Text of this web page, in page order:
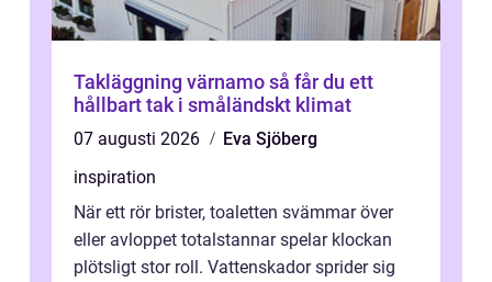
Takläggning värnamo så får du ett
hållbart tak i småländskt klimat
07 augusti 2026
Eva Sjöberg
inspiration
När ett rör brister, toaletten svämmar över
eller avloppet totalstannar spelar klockan
plötsligt stor roll. Vattenskador sprider sig